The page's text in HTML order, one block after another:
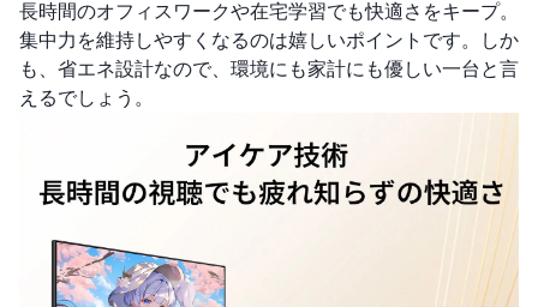
長時間のオフィスワークや在宅学習でも快適さをキープ。
集中力を維持しやすくなるのは嬉しいポイントです。しか
も、省エネ設計なので、環境にも家計にも優しい一台と言
えるでしょう。